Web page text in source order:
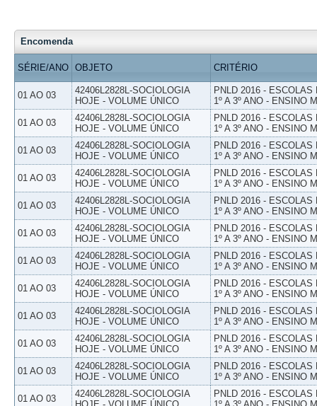
Encomenda
SÉRIE/ANO OBJETO CRITÉRIO
01 AO 03
42406L2828L-SOCIOLOGIA
HOJE - VOLUME ÚNICO
PNLD 2016 -
1º A 3º ANO - ENSINO
01 AO 03
42406L2828L-SOCIOLOGIA
HOJE - VOLUME ÚNICO
PNLD 2016 -
1º A 3º ANO - ENSINO
01 AO 03
42406L2828L-SOCIOLOGIA
HOJE - VOLUME ÚNICO
PNLD 2016 -
1º A 3º ANO - ENSINO
01 AO 03
42406L2828L-SOCIOLOGIA
HOJE - VOLUME ÚNICO
PNLD 2016 -
1º A 3º ANO - ENSINO
01 AO 03
42406L2828L-SOCIOLOGIA
HOJE - VOLUME ÚNICO
PNLD 2016 -
1º A 3º ANO - ENSINO
01 AO 03
42406L2828L-SOCIOLOGIA
HOJE - VOLUME ÚNICO
PNLD 2016 -
1º A 3º ANO - ENSINO
01 AO 03
42406L2828L-SOCIOLOGIA
HOJE - VOLUME ÚNICO
PNLD 2016 -
1º A 3º ANO - ENSINO
01 AO 03
42406L2828L-SOCIOLOGIA
HOJE - VOLUME ÚNICO
PNLD 2016 -
1º A 3º ANO - ENSINO
01 AO 03
42406L2828L-SOCIOLOGIA
HOJE - VOLUME ÚNICO
PNLD 2016 -
1º A 3º ANO - ENSINO
01 AO 03
42406L2828L-SOCIOLOGIA
HOJE - VOLUME ÚNICO
PNLD 2016 -
1º A 3º ANO - ENSINO
01 AO 03
42406L2828L-SOCIOLOGIA
HOJE - VOLUME ÚNICO
PNLD 2016 -
1º A 3º ANO - ENSINO
01 AO 03
42406L2828L-SOCIOLOGIA
PNLD 2016 -